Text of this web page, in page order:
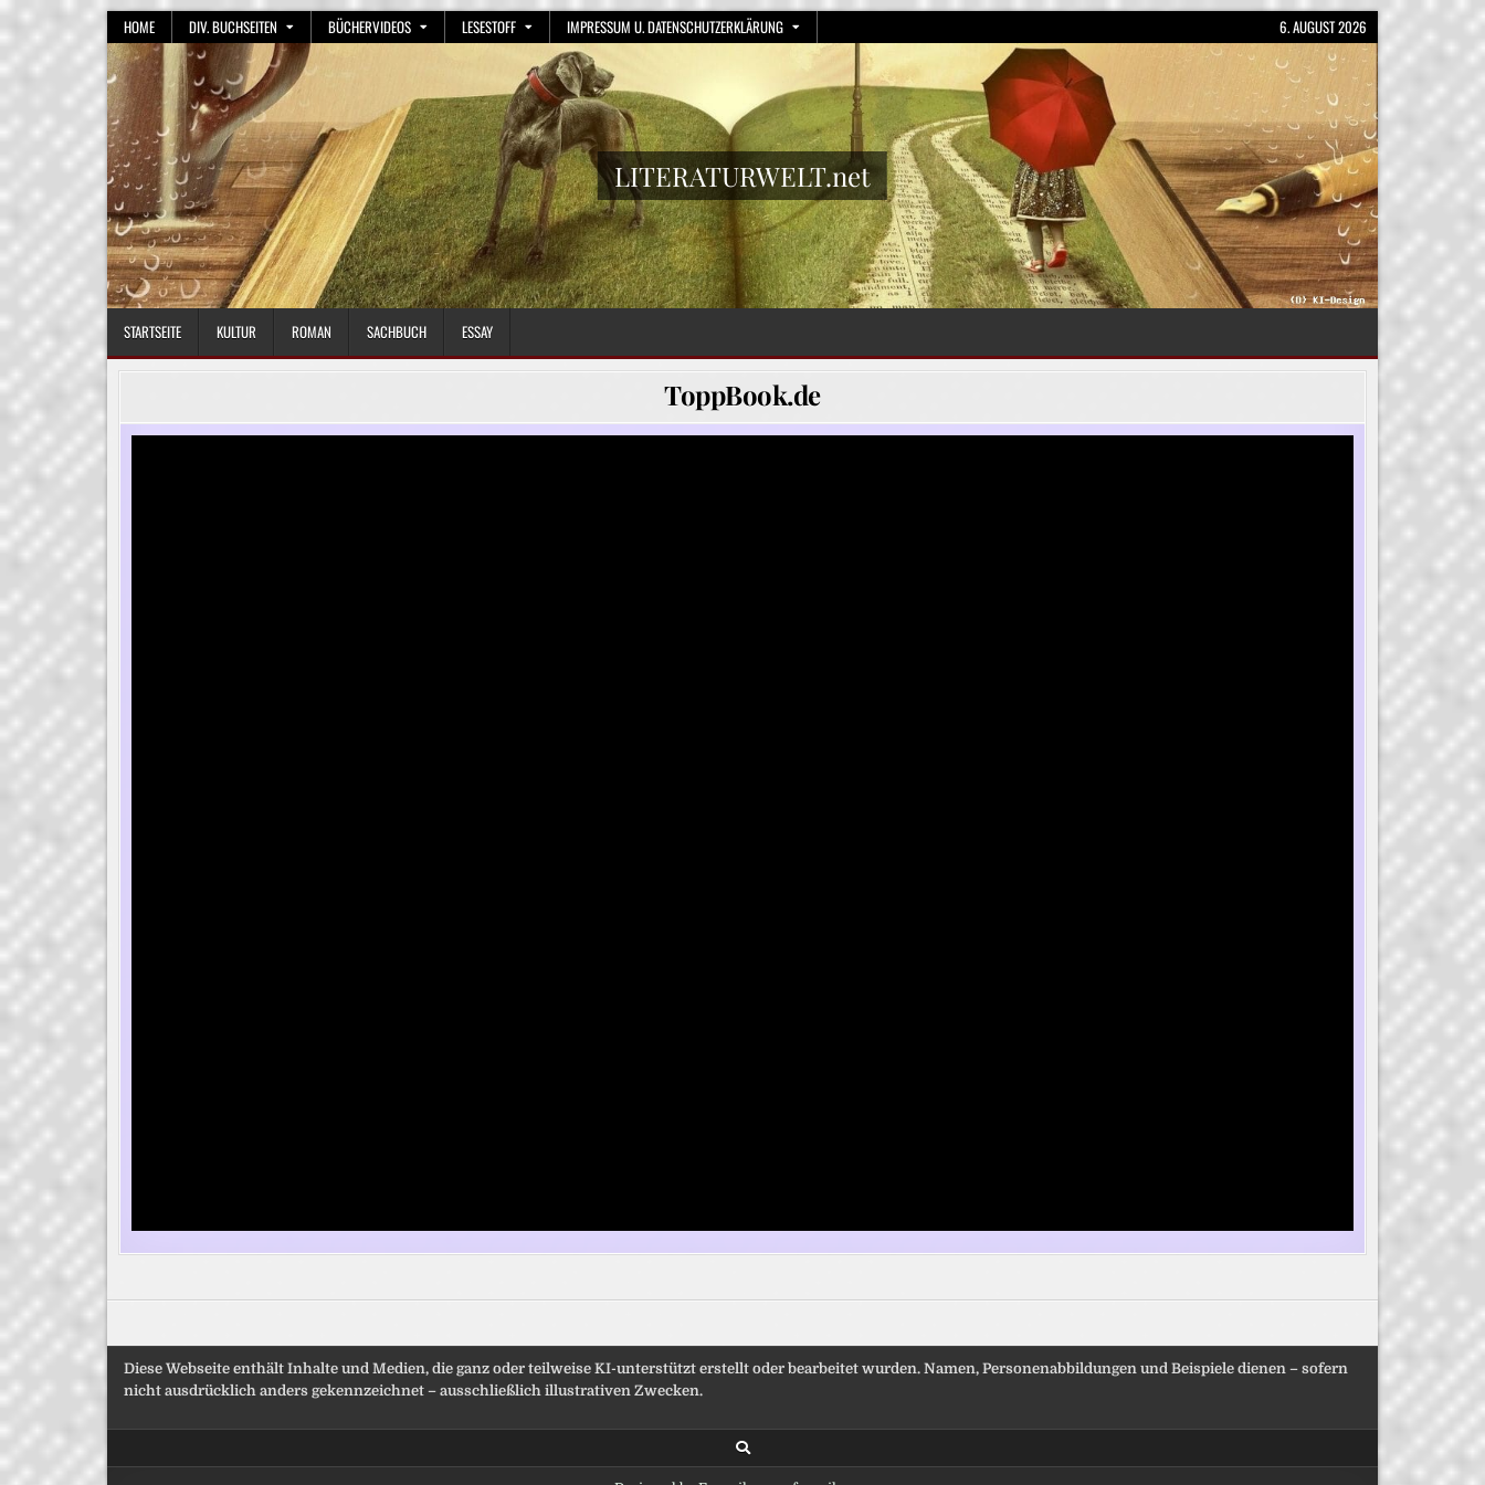
to
content
HOME DIV. BUCHSEITEN BÜCHERVIDEOS LESESTOFF IMPRESSUM U. DATENSCHUTZERKLÄRUNG 6. AUGUST 2026
LITERATURWELT.net
STARTSEITE KULTUR ROMAN SACHBUCH ESSAY
ToppBook.de
Diese Webseite enthält Inhalte und Medien, die ganz oder teilweise KI-unterstützt erstellt oder bearbeitet wurden. Namen, Personenabbildungen und Beispiele dienen – sofern
nicht ausdrücklich anders gekennzeichnet – ausschließlich illustrativen Zwecken.